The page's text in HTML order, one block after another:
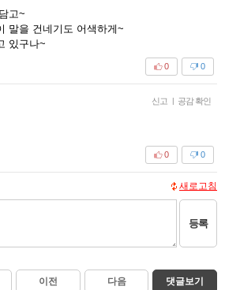
고~
말을 건네기도 어색하게~
있구나~
0
0
신고 | 공감 확인
0
0
새로고침
등록
이전 다음 댓글보기